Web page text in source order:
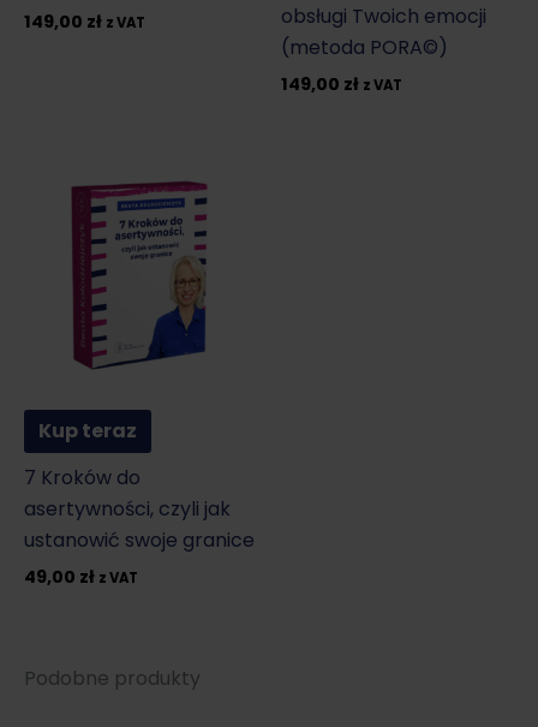
149,00 zł z VAT
obsługi Twoich emocji
(metoda PORA©)
149,00 zł z VAT
Kup teraz
7 Kroków do
asertywności, czyli jak
ustanowić swoje granice
49,00 zł z VAT
Podobne produkty